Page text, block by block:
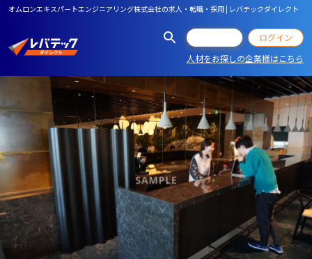
オムロンエキスパートエンジニアリング株式会社の求人・転職・採用 | レバテックダイレクト
ログイン
人材をお探しの企業様はこちら